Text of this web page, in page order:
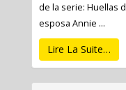
de la serie: Huellas
esposa Annie ...
Lire La Suite…